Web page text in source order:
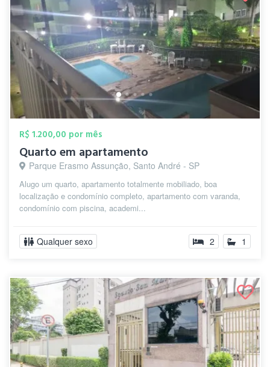
R$ 1.200,00 por mês
Quarto em apartamento
Parque Erasmo Assunção, Santo André - SP
Alugo um quarto, apartamento totalmente mobiliado, boa
localização e condomínio completo, apartamento com varanda,
condomínio com piscina, academi...
Qualquer sexo 2 1